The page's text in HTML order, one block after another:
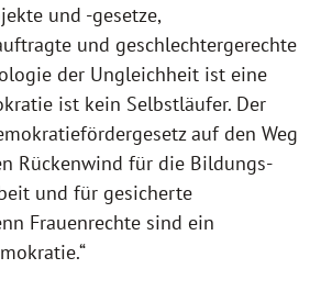
und -gesetze,
und geschlechtergerechte
der Ungleichheit ist eine
ist kein Selbstläufer. Der
auf den Weg
Rückenwind für die Bildungs-
und für gesicherte
Frauenrechte sind ein